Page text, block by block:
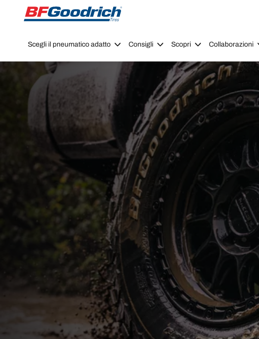
Go to page content
Go to page navigation
Scegli il pneumatico adatto Consigli Scopri Collaborazioni